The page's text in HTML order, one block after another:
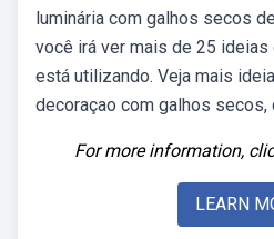
luminária com galhos secos
você irá ver mais de 25
está utilizando. Veja mais
decoraçao com galhos secos,
For more information,
LEARN